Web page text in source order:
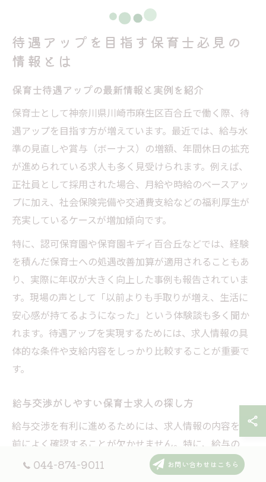
待遇アップを目指す保育士必見の
情報とは
保育士待遇アップの最新情報と実例を紹介
保育士として神奈川県川崎市麻生区百合丘で働く際、待
遇アップを目指す方が増えています。最近では、給与水
準の見直しや賞与（ボーナス）の増額、年間休日の拡充
が進められている求人も多く見受けられます。例えば、
正社員として採用された場合、月給や時給のベースアッ
プに加え、社会保険完備や交通費支給などの福利厚生が
充実しているケースが増加傾向です。
特に、認可保育園や保育園キディ百合丘などでは、経験
を積んだ保育士への処遇改善加算が適用されることもあ
り、実際に年収が大きく向上した事例も報告されていま
す。現場の声として「以前よりも手取りが増え、生活に
安心感が持てるようになった」という体験談も多く聞か
れます。待遇アップを実現するためには、求人情報の具
体的な条件や支給内容をしっかり比較することが重要で
す。
給与交渉がしやすい保育士求人の探し方
給与交渉を有利に進めるためには、求人情報の内容を事
前によく確認することが欠かせません。特に、給与の
「下限」と「上限」が明記されている求人や、経験・資
格に応じて月給が変動する旨が記載されている案件を選
044-874-9011 お問い合わせはこちら